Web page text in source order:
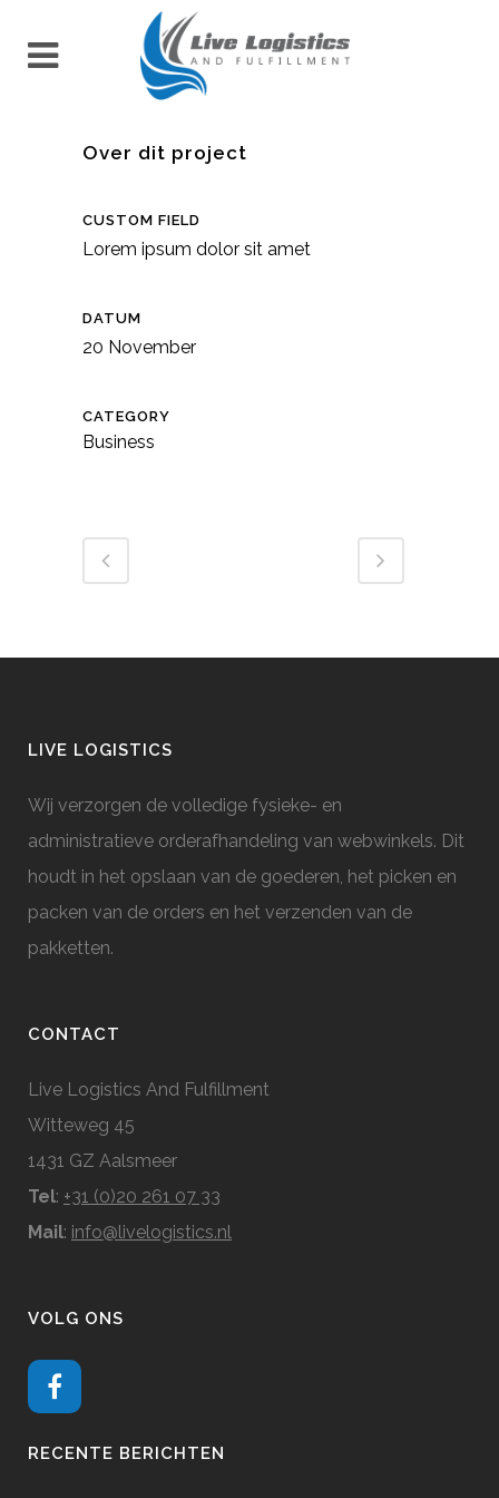
Over dit project
CUSTOM FIELD
Lorem ipsum dolor sit amet
DATUM
20 November
CATEGORY
Business
LIVE LOGISTICS
Wij verzorgen de volledige fysieke- en
administratieve orderafhandeling van webwinkels. Dit
houdt in het opslaan van de goederen, het picken en
packen van de orders en het verzenden van de
pakketten.
CONTACT
Live Logistics And Fulfillment
Witteweg 45
1431 GZ Aalsmeer
Tel: +31 (0)20 261 07 33
Mail: info@livelogistics.nl
VOLG ONS
RECENTE BERICHTEN